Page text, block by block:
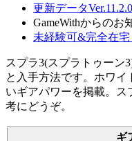
更新データ
GameWithからのお
未経験可&完全在宅
スプラ3(スプラトゥーン
と入手方法です。ホワ
いギアパワーを掲載。ス
考にどうぞ。
ギ